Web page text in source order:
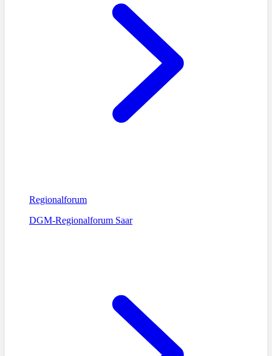
Regionalforum
DGM-Regionalforum Saar